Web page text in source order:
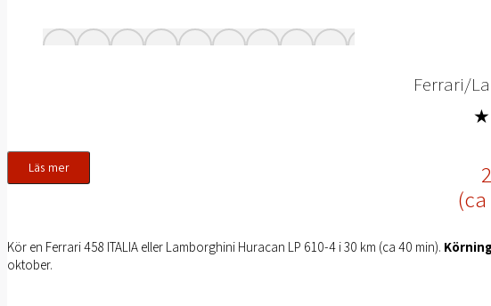
Ferrari/
Läs mer
Kör en Ferrari 458 ITALIA eller Lamborghini Huracan LP 610-4 i 30 km (ca 40 min).
oktober.